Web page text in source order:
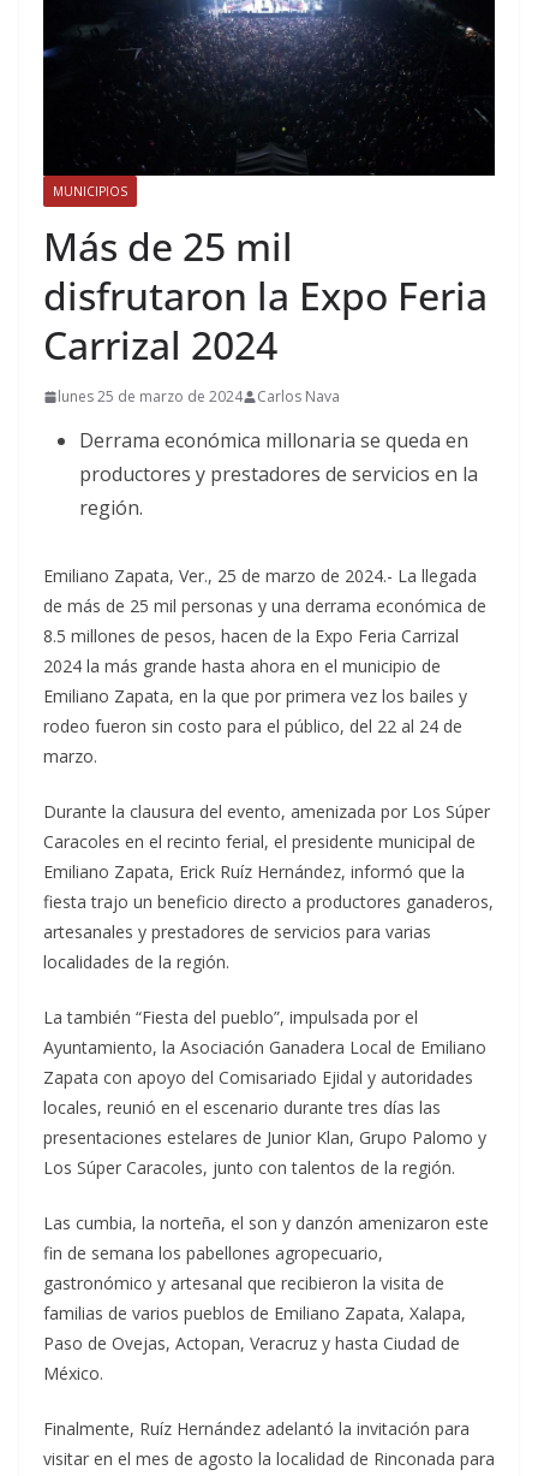
MUNICIPIOS
Más de 25 mil
disfrutaron la Expo Feria
Carrizal 2024
lunes 25 de marzo de 2024 Carlos Nava
Derrama económica millonaria se queda en
productores y prestadores de servicios en la
región.
Emiliano Zapata, Ver., 25 de marzo de 2024.- La llegada
de más de 25 mil personas y una derrama económica de
8.5 millones de pesos, hacen de la Expo Feria Carrizal
2024 la más grande hasta ahora en el municipio de
Emiliano Zapata, en la que por primera vez los bailes y
rodeo fueron sin costo para el público, del 22 al 24 de
marzo.
Durante la clausura del evento, amenizada por Los Súper
Caracoles en el recinto ferial, el presidente municipal de
Emiliano Zapata, Erick Ruíz Hernández, informó que la
fiesta trajo un beneficio directo a productores ganaderos,
artesanales y prestadores de servicios para varias
localidades de la región.
La también “Fiesta del pueblo”, impulsada por el
Ayuntamiento, la Asociación Ganadera Local de Emiliano
Zapata con apoyo del Comisariado Ejidal y autoridades
locales, reunió en el escenario durante tres días las
presentaciones estelares de Junior Klan, Grupo Palomo y
Los Súper Caracoles, junto con talentos de la región.
Las cumbia, la norteña, el son y danzón amenizaron este
fin de semana los pabellones agropecuario,
gastronómico y artesanal que recibieron la visita de
familias de varios pueblos de Emiliano Zapata, Xalapa,
Paso de Ovejas, Actopan, Veracruz y hasta Ciudad de
México.
Finalmente, Ruíz Hernández adelantó la invitación para
visitar en el mes de agosto la localidad de Rinconada para